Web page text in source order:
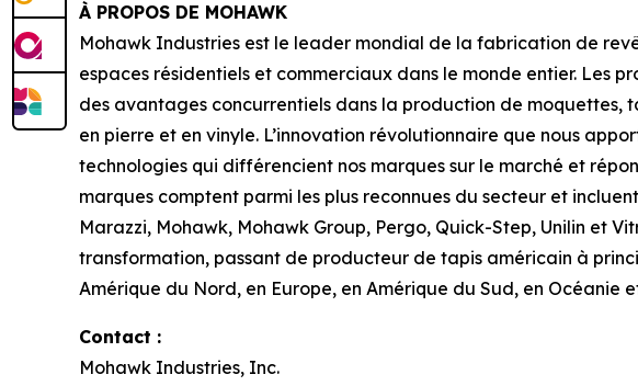
À PROPOS DE MOHAWK
Mohawk Industries est le leader mondial de la fabrication de
espaces résidentiels et commerciaux dans le monde entier. Les
des avantages concurrentiels dans la production de moquettes,
en pierre et en vinyle. L’innovation révolutionnaire que nous
technologies qui différencient nos marques sur le marché et
marques comptent parmi les plus reconnues du secteur et
Marazzi, Mohawk, Mohawk Group, Pergo, Quick-Step, Unilin et
transformation, passant de producteur de tapis américain à
Amérique du Nord, en Europe, en Amérique du Sud, en Océanie
Contact :
Mohawk Industries, Inc.